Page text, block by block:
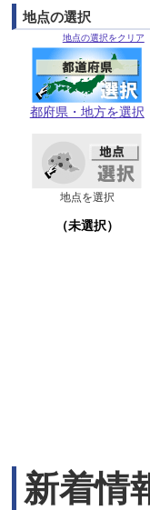
地点の選択
地点の選択をクリア
都府県・地方を選択
地点を選択
（未選択）
新着情